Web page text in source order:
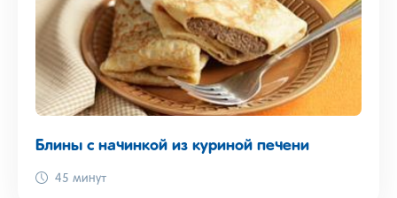
Блины с начинкой из куриной печени
45 минут